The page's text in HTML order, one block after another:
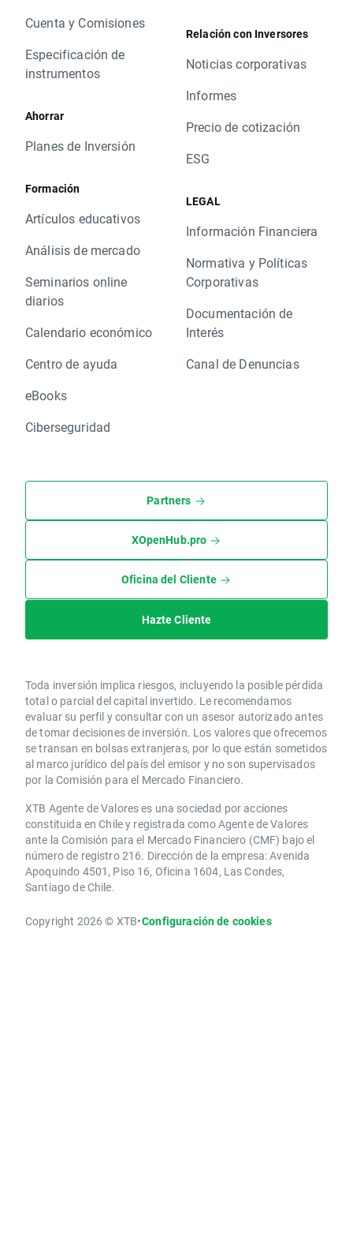
Cuenta y Comisiones
Especificación de
instrumentos
Ahorrar
Planes de Inversión
Formación
Artículos educativos
Análisis de mercado
Seminarios online
diarios
Calendario económico
Centro de ayuda
eBooks
Ciberseguridad
Relación con Inversores
Noticias corporativas
Informes
Precio de cotización
ESG
LEGAL
Información Financiera
Normativa y Políticas
Corporativas
Documentación de
Interés
Canal de Denuncias
Partners
XOpenHub.pro
Oficina del Cliente
Hazte Cliente
Toda inversión implica riesgos, incluyendo la posible pérdida
total o parcial del capital invertido. Le recomendamos
evaluar su perfil y consultar con un asesor autorizado antes
de tomar decisiones de inversión. Los valores que ofrecemos
se transan en bolsas extranjeras, por lo que están sometidos
al marco jurídico del país del emisor y no son supervisados
por la Comisión para el Mercado Financiero.
XTB Agente de Valores es una sociedad por acciones
constituida en Chile y registrada como Agente de Valores
ante la Comisión para el Mercado Financiero (CMF) bajo el
número de registro 216. Dirección de la empresa: Avenida
Apoquindo 4501, Piso 16, Oficina 1604, Las Condes,
Santiago de Chile.
Copyright 2026 © XTB•Configuración de cookies